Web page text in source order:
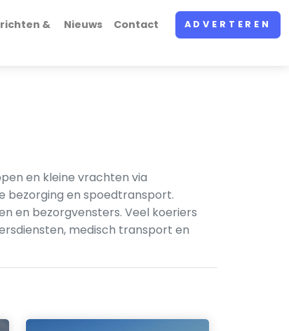
&
Nieuws Contact ADVERTEREN
en kleine vrachten via
bezorging en spoedtransport.
en bezorgvensters. Veel koeriers
medisch transport en